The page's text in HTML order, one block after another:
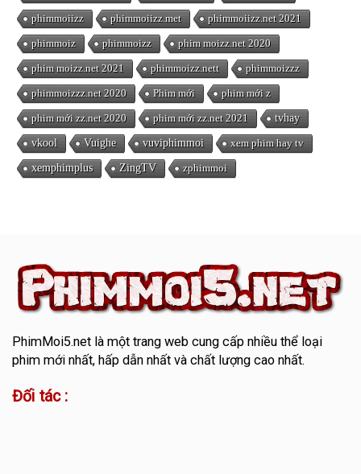
phimmoiizz phimmoiizz.met phimmoiizz.net 2021
phimmoiz phimmoizz phim moizz.net 2020
phim moizz.net 2021 phimmoizz.nett phimmoizzz
phimmoizzz.net 2020 Phim mới phim mới z
phim mới zz.net 2020 phim mới zz.net 2021 tvhay
vkool Vuighe vuviphimmoi xem phim hay tv
xemphimplus ZingTV zphimmoi
PhimMoi5.netlà một trang web cung cấp nhiều thể loại
phim mới nhất, hấp dẫn nhất và chất lượng cao nhất.
Đối tác :